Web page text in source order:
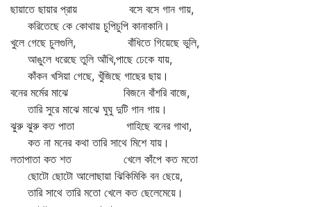
ছায়াতে ছায়ার প্রায় বসে বসে গান গায়,
করিতেছে কে কোথায় চুপিচুপি কানাকানি।
খুলে গেছে চুলগুলি, বাঁধিতে গিয়েছে ভুলি,
আঙুলে ধরেছে তুলি আঁখি,পাছে ঢেকে যায়,
কাঁকন খসিয়া গেছে, খুঁজিছে গাছের ছায়।
বনের মর্মের মাঝে বিজনে বাঁশরি বাজে,
তারি সুরে মাঝে মাঝে ঘুঘু দুটি গান গায়।
ঝুরু ঝুরু কত পাতা গাহিছে বনের গাথা,
কত না মনের কথা তারি সাথে মিশে যায়।
লতাপাতা কত শত খেলে কাঁপে কত মতো
ছোটো ছোটো আলোছায়া ঝিকিমিকি বন ছেয়ে,
তারি সাথে তারি মতো খেলে কত ছেলেমেয়ে।